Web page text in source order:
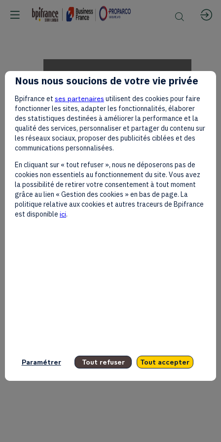
Louis
Saha,
ancien
footballeur
la
Main
Nous nous soucions de votre vie privée
Bpifrance et ses partenaires utilisent des cookies pour faire
fonctionner les sites, adapter les fonctionnalités, élaborer
des statistiques destinées à améliorer la performance et la
qualité des services, personnaliser et partager du contenu sur
les réseaux sociaux, proposer des publicités ciblées et des
communications personnalisées.
En cliquant sur « tout refuser », nous ne déposerons pas de
cookies non essentiels au fonctionnement du site. Vous avez
la possibilité de retirer votre consentement à tout moment
grâce au lien « Gestion des cookies » en bas de page. La
politique relative aux cookies et autres traceurs de Bpifrance
est disponible ici.
Paramétrer Tout refuser Tout accepter